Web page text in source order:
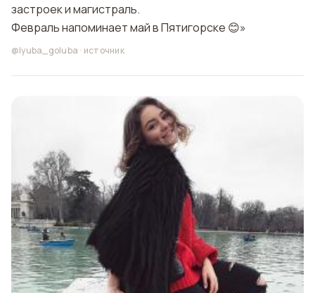
застроек и магистраль.
Февраль напоминает май в Пятигорске 😊»
@lyuba_goluba · источник